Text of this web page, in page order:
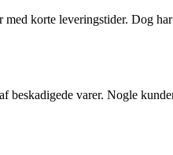
korte leveringstider. Dog
beskadigede varer. Nogle